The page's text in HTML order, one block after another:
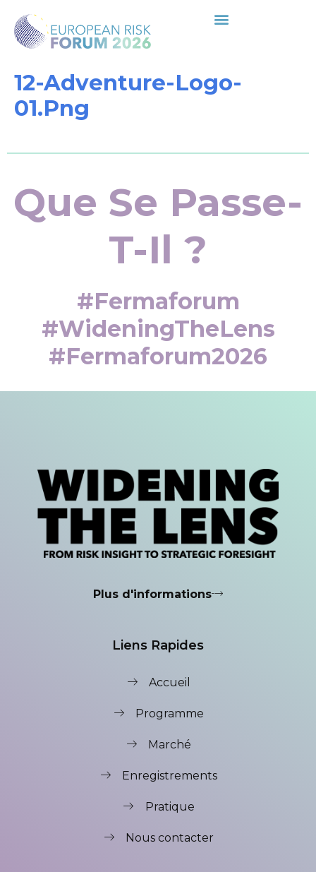
12-Adventure-Logo-
01.png
Que Se Passe-
T-Il ?
#fermaforum
#WideningTheLens
#fermaforum2026
Plus d'informations
Liens Rapides
Accueil
Programme
Marché
Enregistrements
Pratique
Nous contacter